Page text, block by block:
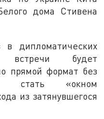
дома Стивена
в дипломатических
встречи будет
прямой формат без
стать «окном
из затянувшегося